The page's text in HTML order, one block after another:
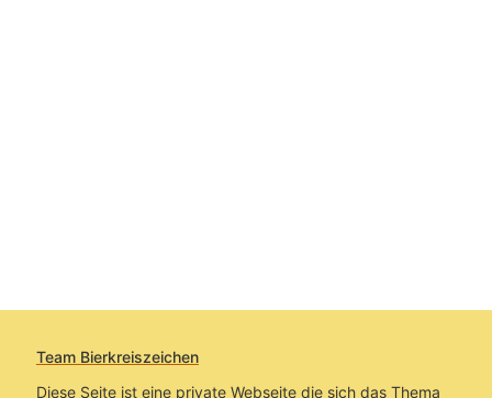
Team Bierkreiszeichen
Diese Seite ist eine private Webseite die sich das Thema